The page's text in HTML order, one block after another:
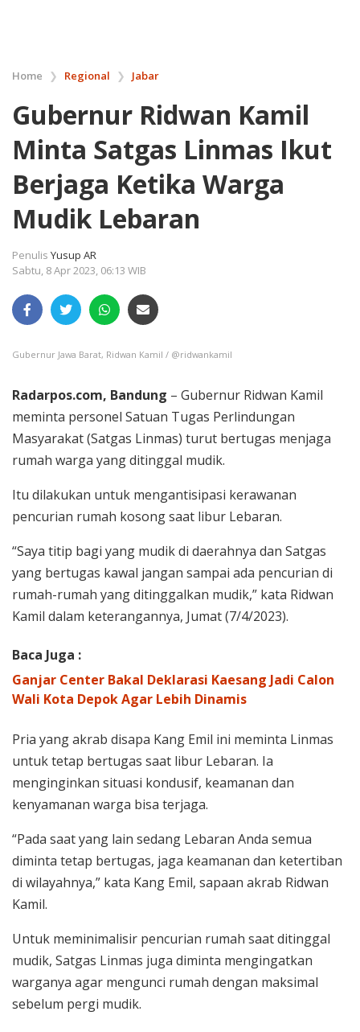
Home ❯ Regional ❯ Jabar
Gubernur Ridwan Kamil
Minta Satgas Linmas Ikut
Berjaga Ketika Warga
Mudik Lebaran
Penulis Yusup AR
Sabtu, 8 Apr 2023, 06:13 WIB
Gubernur Jawa Barat, Ridwan Kamil / @ridwankamil
Radarpos.com, Bandung – Gubernur Ridwan Kamil
meminta personel Satuan Tugas Perlindungan
Masyarakat (Satgas Linmas) turut bertugas menjaga
rumah warga yang ditinggal mudik.
Itu dilakukan untuk mengantisipasi kerawanan
pencurian rumah kosong saat libur Lebaran.
“Saya titip bagi yang mudik di daerahnya dan Satgas
yang bertugas kawal jangan sampai ada pencurian di
rumah-rumah yang ditinggalkan mudik,” kata Ridwan
Kamil dalam keterangannya, Jumat (7/4/2023).
Baca Juga :
Ganjar Center Bakal Deklarasi Kaesang Jadi Calon
Wali Kota Depok Agar Lebih Dinamis
Pria yang akrab disapa Kang Emil ini meminta Linmas
untuk tetap bertugas saat libur Lebaran. Ia
menginginkan situasi kondusif, keamanan dan
kenyamanan warga bisa terjaga.
“Pada saat yang lain sedang Lebaran Anda semua
diminta tetap bertugas, jaga keamanan dan ketertiban
di wilayahnya,” kata Kang Emil, sapaan akrab Ridwan
Kamil.
Untuk meminimalisir pencurian rumah saat ditinggal
mudik, Satgas Linmas juga diminta mengingatkan
warganya agar mengunci rumah dengan maksimal
sebelum pergi mudik.